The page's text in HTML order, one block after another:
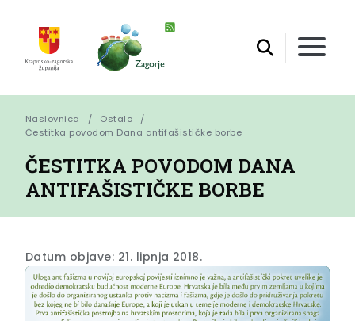
Naslovnica
Ostalo
Čestitka povodom Dana antifašističke borbe
ČESTITKA POVODOM DANA
ANTIFAŠISTIČKE BORBE
Datum objave: 21. lipnja 2018.